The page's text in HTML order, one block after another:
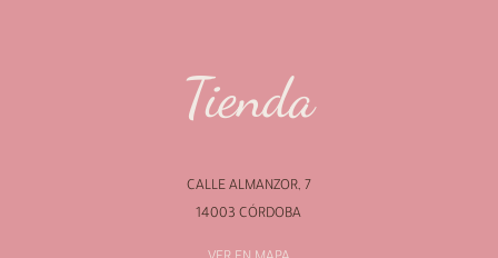
Tienda
CALLE ALMANZOR, 7
14003 CÓRDOBA